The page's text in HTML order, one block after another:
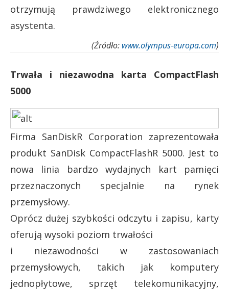
otrzymują prawdziwego elektronicznego
asystenta.
(Źródło: www.olympus-europa.com)
Trwała i niezawodna karta CompactFlash
5000
Firma SanDiskR Corporation zaprezentowała
produkt SanDisk CompactFlashR 5000. Jest to
nowa linia bardzo wydajnych kart pamięci
przeznaczonych specjalnie na rynek
przemysłowy.
Oprócz dużej szybkości odczytu i zapisu, karty
oferują wysoki poziom trwałości
i niezawodności w zastosowaniach
przemysłowych, takich jak komputery
jednopłytowe, sprzęt telekomunikacyjny,